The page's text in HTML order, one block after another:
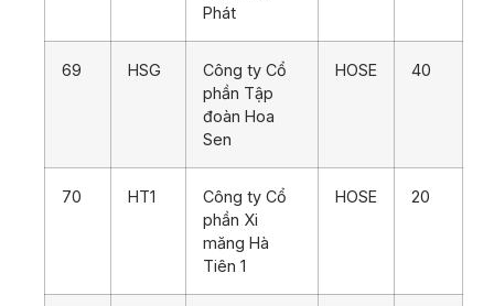
Phát
69 HSG
Công ty Cổ
phần Tập
đoàn Hoa
Sen
HOSE 40
70 HT1
Công ty Cổ
phần Xi
măng Hà
Tiên 1
HOSE 20